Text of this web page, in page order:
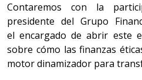
Contaremos con la
presidente del Grupo
el encargado de abrir este
sobre cómo las finanzas
motor dinamizador para